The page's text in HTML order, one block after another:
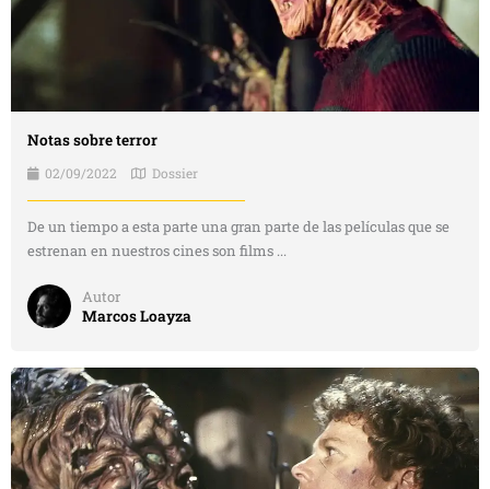
Notas sobre terror
02/09/2022 Dossier
De un tiempo a esta parte una gran parte de las películas que se
estrenan en nuestros cines son films ...
Autor
Marcos Loayza